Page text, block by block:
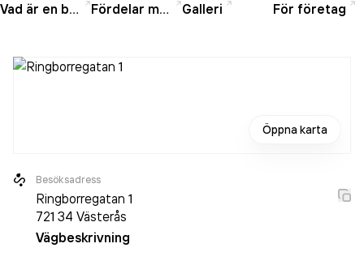
Vad är en balkonginglasning? Fördelar med balkonginglasning Galleri För företag
Öppna karta
Besöksadress
Ringborregatan 1
721 34 Västerås
Vägbeskrivning